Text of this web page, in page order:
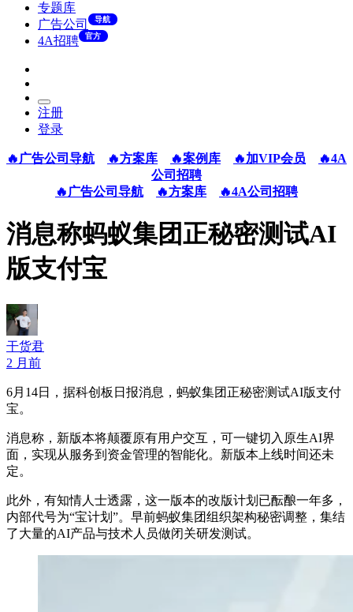
专题库
广告公司
导航
4A招聘 官方
注册
登录
🔥广告公司导航 🔥方案库 🔥案例库 🔥加VIP会员
🔥4A
公司招聘
🔥广告公司导航
🔥方案库 🔥4A公司招聘
消息称蚂蚁集团正秘密测试AI
版支付宝
干货君
2 月前
6月14日，据科创板日报消息，蚂蚁集团正秘密测试AI版支付
宝。
消息称，新版本将颠覆原有用户交互，可一键切入原生AI界
面，实现从服务到资金管理的智能化。新版本上线时间还未
定。
此外，有知情人士透露，这一版本的改版计划已酝酿一年多，
内部代号为“宝计划”。早前蚂蚁集团组织架构秘密调整，集结
了大量的AI产品与技术人员做闭关研发测试。